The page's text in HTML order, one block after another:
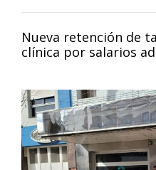
Nueva retención de
clínica por salarios